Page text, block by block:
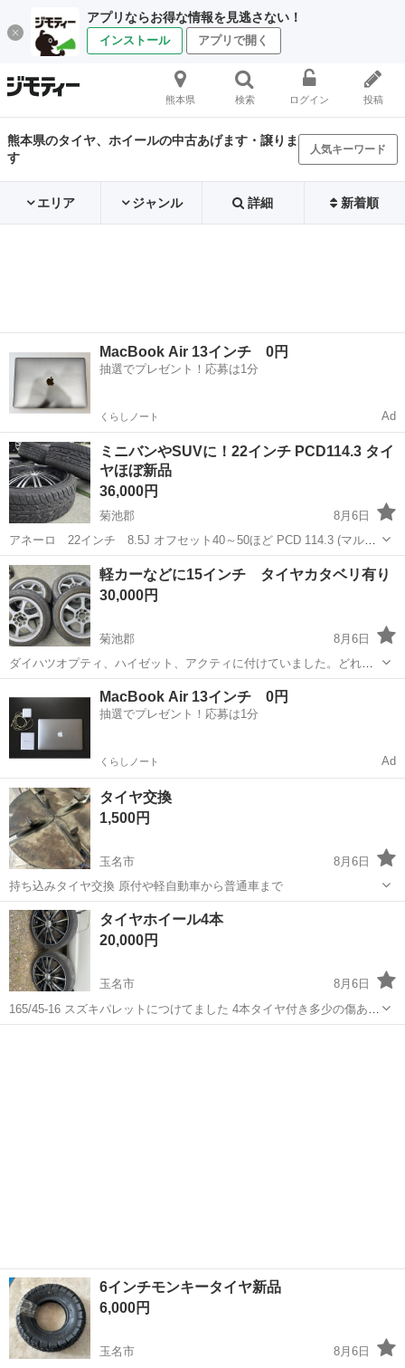
アプリならお得な情報を見逃さない！
インストール アプリで開く
熊本県 検索 ログイン 投稿
熊本県のタイヤ、ホイールの中古あげます・譲りま
す
人気キーワード
エリア ジャンル 詳細 新着順
MacBook Air 13インチ 0円
抽選でプレゼント！応募は1分
くらしノート Ad
ミニバンやSUVに！22インチ PCD114.3 タイ
ヤほぼ新品
36,000円
菊池郡
8月6日
アネーロ 22インチ 8.5J オフセット40～50ほど PCD 114.3 (マルチ
ですが片方不明) タイヤ ハイダ 245/30r22 2月にタイヤ交換して100
キロも走っていません。 製造年月日は1425です。...
熊本 菊池郡 タイヤ、ホイール タイヤ
軽カーなどに15インチ タイヤカタベリ有り
30,000円
菊池郡
8月6日
ダイハツオプティ、ハイゼット、アクティに付けていました。どれも
ボディからはみ出ます。 ホイール 6.5j off40 タイヤサイズ
165/55r15 サイドのカタベリがあります。 製造年は写真でご確認下さ
い。 キズや塗装剥...
タイヤ、ホイール
MacBook Air 13インチ 0円
抽選でプレゼント！応募は1分
くらしノート Ad
タイヤ交換
1,500円
玉名市
8月6日
持ち込みタイヤ交換 原付や軽自動車から普通車まで
熊本 玉名市 タイヤ、ホイール
タイヤホイール4本
20,000円
玉名市
8月6日
165/45-16 スズキパレットにつけてました 4本タイヤ付き多少の傷あり
ます タイヤはスリップ出る前のところです 引き取り希望です
6インチモンキータイヤ新品
6,000円
玉名市
8月6日